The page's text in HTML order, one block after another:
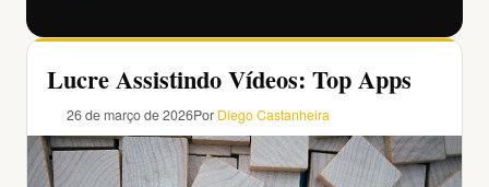
Lucre Assistindo Vídeos: Top Apps
26 de março de 2026Por Diego Castanheira